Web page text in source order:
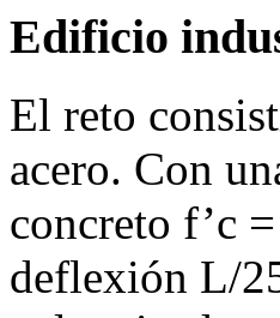
Edificio
El reto
acero. Con
concreto f’c
deflexión L/